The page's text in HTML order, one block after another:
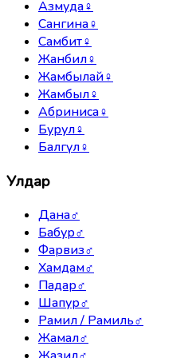
Азмуда♀
Сангина♀
Самбит♀
Жанбил♀
Жамбылай♀
Жамбыл♀
Абриниса♀
Бурул♀
Балгүл♀
Улдар
Дана♂
Бабур♂
Фарвиз♂
Хамдам♂
Падар♂
Шапур♂
Рамил / Рамиль♂
Жамал♂